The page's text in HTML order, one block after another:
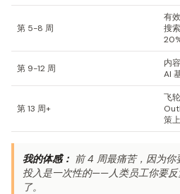
第 5-8 周
有
搜
第 9-12 周
内
AI
第 13 周+
飞
策
我的体感： 前 4 周最痛苦，因为你
投入是一次性的——人类员工你要反
了。